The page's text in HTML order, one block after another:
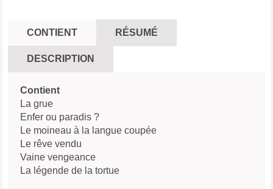
CONTIENT RÉSUMÉ
DESCRIPTION
Contient
La grue
Enfer ou paradis ?
Le moineau à la langue coupée
Le rêve vendu
Vaine vengeance
La légende de la tortue